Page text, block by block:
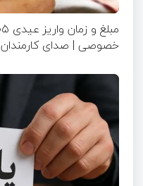
خصوصی | صدای کارمندان